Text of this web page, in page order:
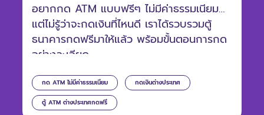
กด ATM ไม่มีค่าธรรมเนียม กดเงินต่างประเทศ
ตู้ ATM ต่างประเทศกดฟรี
อยากกด ATM แบบฟรีๆ ไม่มีค่าธรรมเนียม
แต่ไม่รู้ว่าจะกดเงินที่ไหนดี เราได้รวบรวมตู้
ธนาคารกดฟรีมาให้แล้ว พร้อมขั้นตอนการกด
อย่างละเอียด